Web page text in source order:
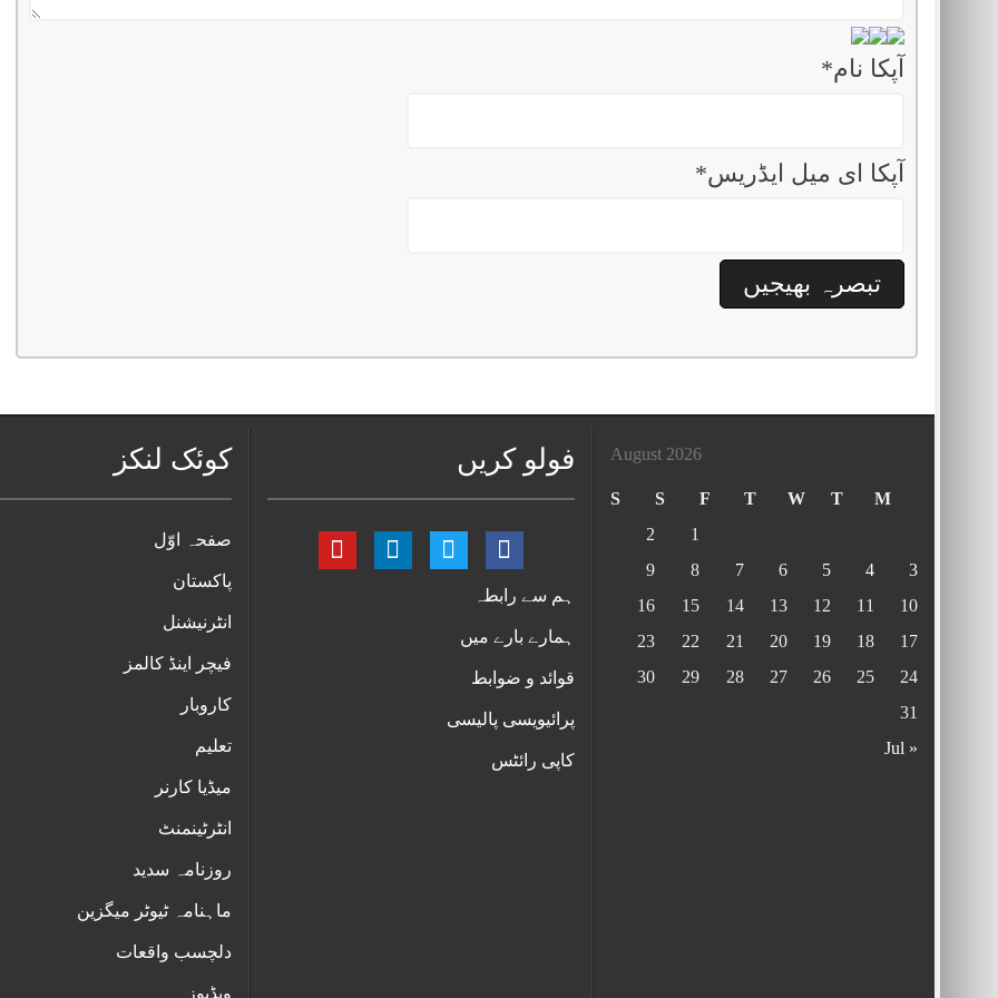
آپکا نام*
آپکا ای میل ایڈریس*
کوئک لنکز
صفحہ اوّل
پاکستان
انٹرنیشنل
فیچر اینڈ کالمز
کاروبار
تعلیم
میڈیا کارنر
انٹرٹینمنٹ
روزنامہ سدید
ماہنامہ ٹیوٹر میگزین
دلچسب واقعات
ویڈیوز
فولو کریں
ہم سے رابطہ
ہمارے بارے میں
قوائد و ضوابط
پرائیویسی پالیسی
کاپی رائٹس
August 2026
M
T
W
T
F
S
S
« Jul
1
2
3
4
5
6
7
8
9
10
11
12
13
14
15
16
17
18
19
20
21
22
23
24
25
26
27
28
29
30
31